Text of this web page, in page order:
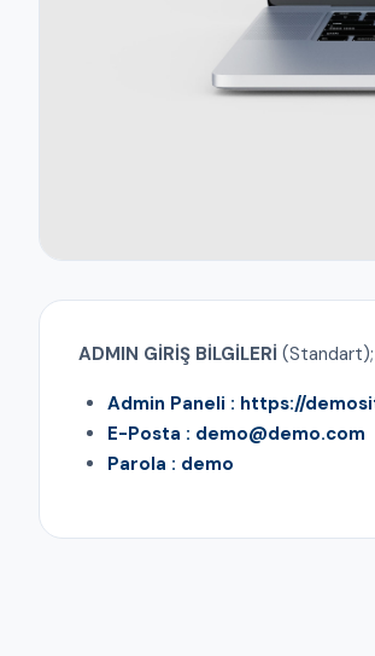
ADMIN GİRİŞ BİLGİLERİ (Standart);
Admin Paneli : https://
E-Posta : demo@demo.com
Parola : demo